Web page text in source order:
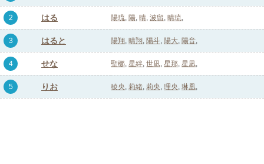
2 はる 陽琉 陽 晴 波留 晴琉
3 はると 陽翔 晴翔 陽斗 陽大 陽音
4 せな 聖梛 星絆 世凪 星那 星凪
5 りお 稜央 莉緒 莉央 理央 琳凰